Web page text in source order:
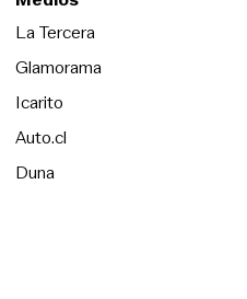
La TerceraOpens in new
Glamorama
Icarito
Auto.cl
DunaOpens in new window